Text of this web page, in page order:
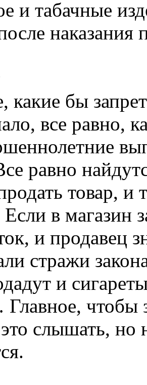
и табачные
наказания
какие бы
все равно,
равно
товар, и
в магазин
и продавец
стражи
и
чтобы
слышать,